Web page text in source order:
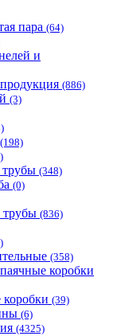
пара (64)
и
(886)
(3)
(198)
(348)
(0)
трубы (836)
(358)
коробки
(39)
(6)
(4325)